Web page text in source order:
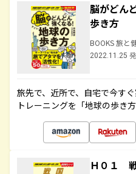
脳がどん
歩き方
BOOKS 旅と
2022.11.25
旅先で、近所で、自宅で今す
トレーニングを「地球の歩き
Ｈ０１